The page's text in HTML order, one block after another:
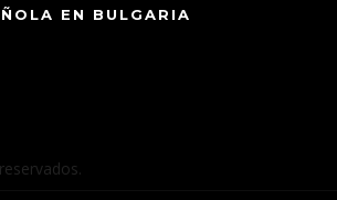
EN BULGARIA